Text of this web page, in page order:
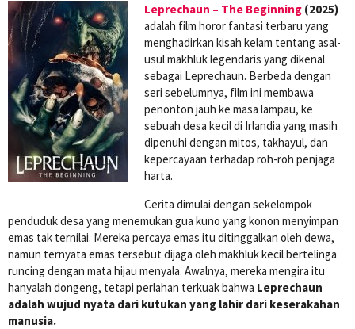
Leprechaun – The Beginning (2025)
adalah film horor fantasi terbaru yang
menghadirkan kisah kelam tentang asal-
usul makhluk legendaris yang dikenal
sebagai Leprechaun. Berbeda dengan
seri sebelumnya, film ini membawa
penonton jauh ke masa lampau, ke
sebuah desa kecil di Irlandia yang masih
dipenuhi dengan mitos, takhayul, dan
kepercayaan terhadap roh-roh penjaga
harta.
Cerita dimulai dengan sekelompok
penduduk desa yang menemukan gua kuno yang konon menyimpan
emas tak ternilai. Mereka percaya emas itu ditinggalkan oleh dewa,
namun ternyata emas tersebut dijaga oleh makhluk kecil bertelinga
runcing dengan mata hijau menyala. Awalnya, mereka mengira itu
hanyalah dongeng, tetapi perlahan terkuak bahwa Leprechaun
adalah wujud nyata dari kutukan yang lahir dari keserakahan
manusia.